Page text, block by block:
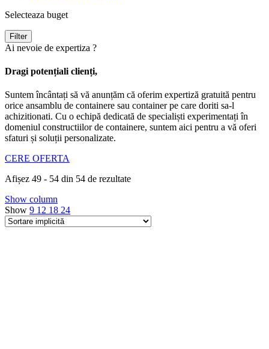
Selecteaza buget
Filter
Ai nevoie de expertiza ?
Dragi potențiali clienți,
Suntem încântați să vă anunțăm că oferim expertiză gratuită pentru
orice ansamblu de containere sau container pe care doriti sa-l
achizitionati. Cu o echipă dedicată de specialiști experimentați în
domeniul constructiilor de containere, suntem aici pentru a vă oferi
sfaturi și soluții personalizate.
CERE OFERTA
Afișez 49 - 54 din 54 de rezultate
Show column
Show 9 12 18 24